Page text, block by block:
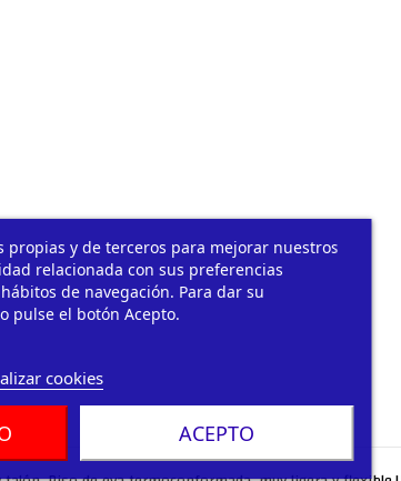
propias y de terceros para mejorar nuestros
relacionada con sus preferencias
de navegación. Para dar su
pulse el botón Acepto.
cookies
ACEPTO